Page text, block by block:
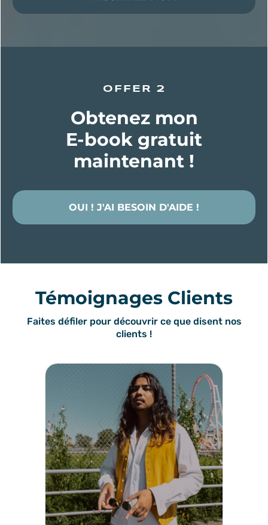
OFFER 2
Obtenez mon
E-book gratuit
maintenant !
OUI ! J'AI BESOIN D'AIDE !
Témoignages Clients
Faites défiler pour découvrir ce que disent nos
clients !